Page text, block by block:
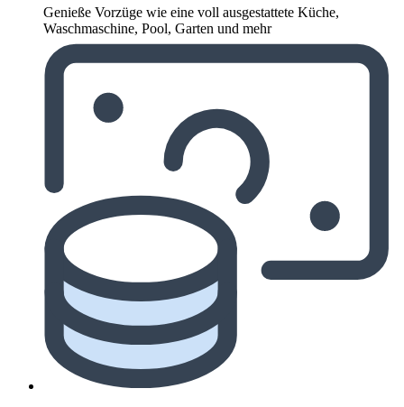
Genieße Vorzüge wie eine voll ausgestattete Küche,
Waschmaschine, Pool, Garten und mehr